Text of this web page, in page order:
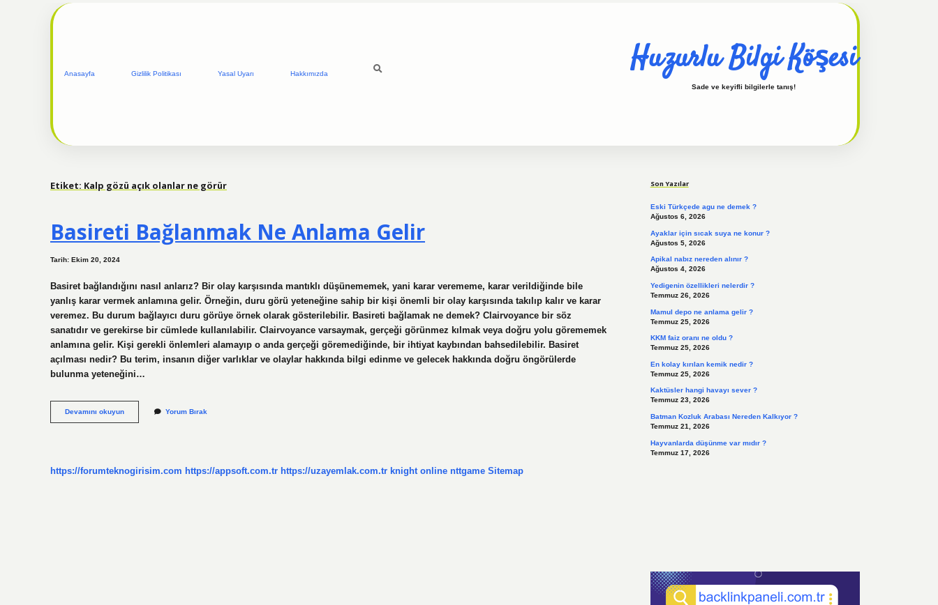
Anasayfa Gizlilik Politikası Yasal Uyarı Hakkımızda Huzurlu Bilgi Köşesi
Sade ve keyifli bilgilerle tanış!
Etiket: Kalp gözü açık olanlar ne görür
Basireti Bağlanmak Ne Anlama Gelir
Tarih: Ekim 20, 2024
Basiret bağlandığını nasıl anlarız? Bir olay karşısında mantıklı düşünememek, yani karar verememe, karar verildiğinde bile
yanlış karar vermek anlamına gelir. Örneğin, duru görü yeteneğine sahip bir kişi önemli bir olay karşısında takılıp kalır ve karar
veremez. Bu durum bağlayıcı duru görüye örnek olarak gösterilebilir. Basireti bağlamak ne demek? Clairvoyance bir söz
sanatıdır ve gerekirse bir cümlede kullanılabilir. Clairvoyance varsaymak, gerçeği görünmez kılmak veya doğru yolu görememek
anlamına gelir. Kişi gerekli önlemleri alamayıp o anda gerçeği göremediğinde, bir ihtiyat kaybından bahsedilebilir. Basiret
açılması nedir? Bu terim, insanın diğer varlıklar ve olaylar hakkında bilgi edinme ve gelecek hakkında doğru öngörülerde
bulunma yeteneğini…
Devamını okuyunBasireti
Bağlanmak
Yorum Bırak
https://forumteknogirisim.com https://appsoft.com.tr https://uzayemlak.com.tr knight online nttgame Sitemap
Son Yazılar
Eski Türkçede agu ne demek ?
Ağustos 6, 2026
Ayaklar için sıcak suya ne konur ?
Ağustos 5, 2026
Apikal nabız nereden alınır ?
Ağustos 4, 2026
Yedigenin özellikleri nelerdir ?
Temmuz 26, 2026
Mamul depo ne anlama gelir ?
Temmuz 25, 2026
KKM faiz oranı ne oldu ?
Temmuz 25, 2026
En kolay kırılan kemik nedir ?
Temmuz 25, 2026
Kaktüsler hangi havayı sever ?
Temmuz 23, 2026
Batman Kozluk Arabası Nereden Kalkıyor ?
Temmuz 21, 2026
Hayvanlarda düşünme var mıdır ?
Temmuz 17, 2026